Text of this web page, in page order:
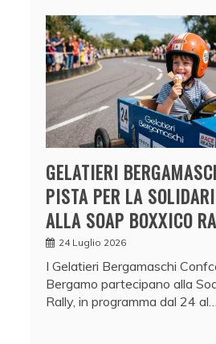
GELATIERI
PISTA PER LA
ALLA SOAP BOXXICO
24 Luglio 2026
I Gelatieri Bergamaschi
Bergamo partecipano alla
Rally, in programma dal 24 al…